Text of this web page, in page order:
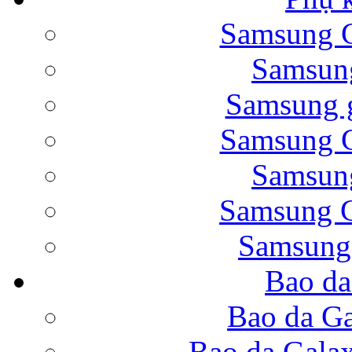
Bao da Samsung
Bao da Galaxy
Nắp lưng Samsung
Samsung
Samsung
Samsung
Bao
Bao da